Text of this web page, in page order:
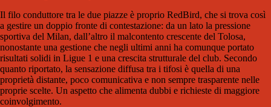
Il filo conduttore tra le due piazze è proprio RedBird, che si trova così
a gestire un doppio fronte di contestazione: da un lato la pressione
sportiva del Milan, dall’altro il malcontento crescente del Tolosa,
nonostante una gestione che negli ultimi anni ha comunque portato
risultati solidi in Ligue 1 e una crescita strutturale del club. Secondo
quanto riportato, la sensazione diffusa tra i tifosi è quella di una
proprietà distante, poco comunicativa e non sempre trasparente nelle
proprie scelte. Un aspetto che alimenta dubbi e richieste di maggiore
coinvolgimento.